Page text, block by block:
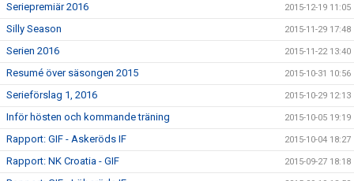
Seriepremiär 2016 2015-12-19 11:05
Silly Season 2015-11-29 17:48
Serien 2016 2015-11-22 13:40
Resumé över säsongen 2015 2015-10-31 10:56
Serieförslag 1, 2016 2015-10-29 12:13
Inför hösten och kommande träning 2015-10-05 19:19
Rapport: GIF - Askeröds IF 2015-10-04 18:27
Rapport: NK Croatia - GIF 2015-09-27 18:18